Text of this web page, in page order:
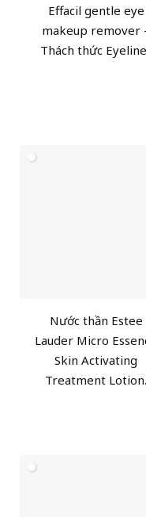
Effacil gentle eye
makeup remover
Thách thức
Nước thần Estee
Lauder Micro
Skin Activating
Treatment Lotion.